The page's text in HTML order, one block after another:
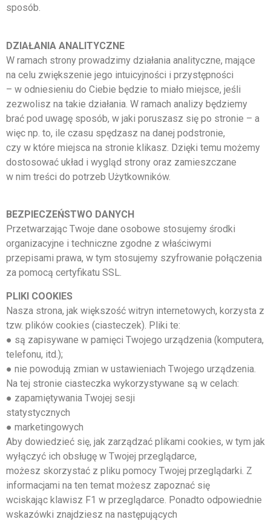
sposób.
DZIAŁANIA ANALITYCZNE
W ramach strony prowadzimy działania analityczne, mające
na celu zwiększenie jego intuicyjności i przystępności
– w odniesieniu do Ciebie będzie to miało miejsce, jeśli
zezwolisz na takie działania. W ramach analizy będziemy
brać pod uwagę sposób, w jaki poruszasz się po stronie – a
więc np. to, ile czasu spędzasz na danej podstronie,
czy w które miejsca na stronie klikasz. Dzięki temu możemy
dostosować układ i wygląd strony oraz zamieszczane
w nim treści do potrzeb Użytkowników.
BEZPIECZEŃSTWO DANYCH
Przetwarzając Twoje dane osobowe stosujemy środki
organizacyjne i techniczne zgodne z właściwymi
przepisami prawa, w tym stosujemy szyfrowanie połączenia
za pomocą certyfikatu SSL.
PLIKI COOKIES
Nasza strona, jak większość witryn internetowych, korzysta z
tzw. plików cookies (ciasteczek). Pliki te:
● są zapisywane w pamięci Twojego urządzenia (komputera,
telefonu, itd.);
● nie powodują zmian w ustawieniach Twojego urządzenia.
Na tej stronie ciasteczka wykorzystywane są w celach:
● zapamiętywania Twojej sesji
statystycznych
● marketingowych
Aby dowiedzieć się, jak zarządzać plikami cookies, w tym jak
wyłączyć ich obsługę w Twojej przeglądarce,
możesz skorzystać z pliku pomocy Twojej przeglądarki. Z
informacjami na ten temat możesz zapoznać się
wciskając klawisz F1 w przeglądarce. Ponadto odpowiednie
wskazówki znajdziesz na następujących